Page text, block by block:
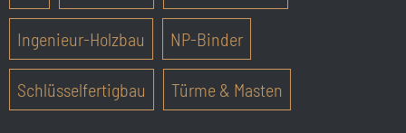
Ingenieur-Holzbau NP-Binder
Schlüsselfertigbau Türme & Masten